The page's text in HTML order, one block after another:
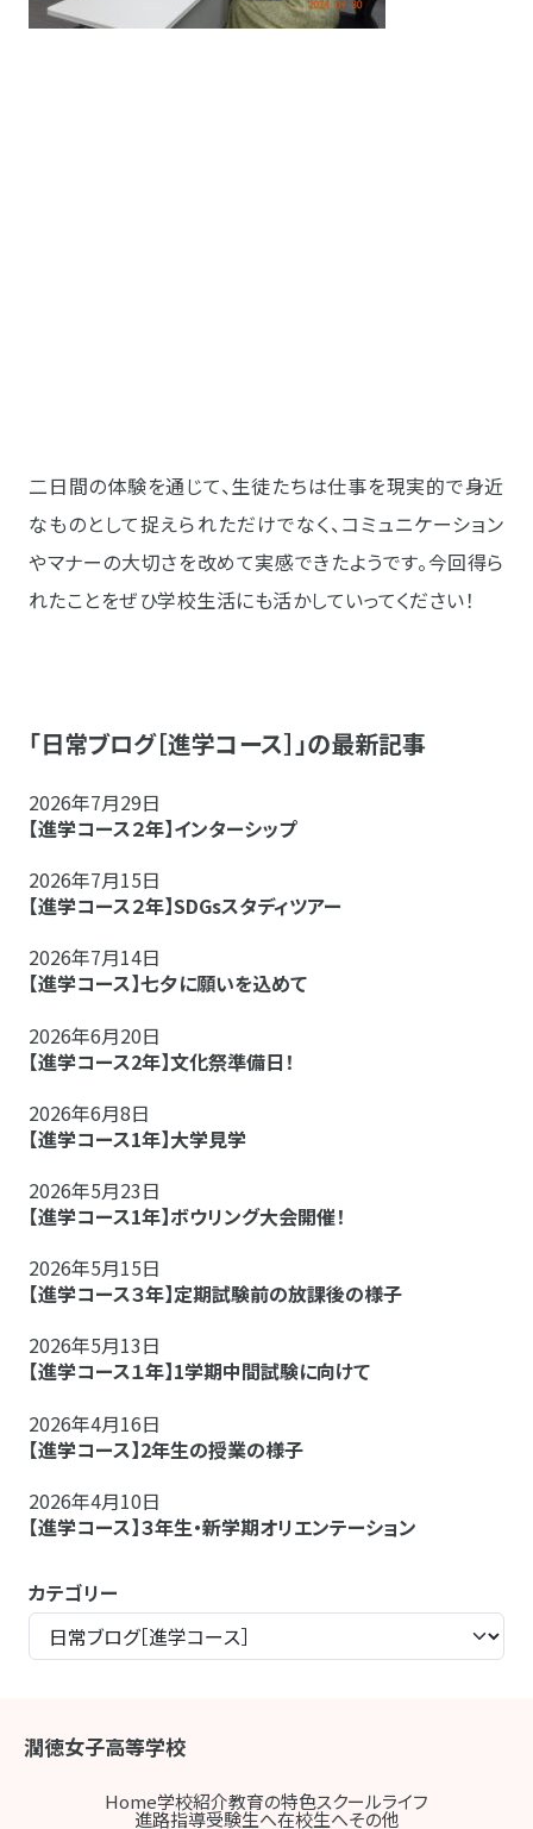
二日間の体験を通じて、生徒たちは仕事を現実的で身近
なものとして捉えられただけでなく、コミュニケーション
やマナーの大切さを改めて実感できたようです。今回得ら
れたことをぜひ学校生活にも活かしていってください！
「日常ブログ［進学コース］」の最新記事
2026年7月29日
【進学コース２年】インターシップ
2026年7月15日
【進学コース２年】SDGsスタディツアー
2026年7月14日
【進学コース】七夕に願いを込めて
2026年6月20日
【進学コース2年】文化祭準備日！
2026年6月8日
【進学コース1年】大学見学
2026年5月23日
【進学コース1年】ボウリング大会開催！
2026年5月15日
【進学コース３年】定期試験前の放課後の様子
2026年5月13日
【進学コース１年】1学期中間試験に向けて
2026年4月16日
【進学コース】2年生の授業の様子
2026年4月10日
【進学コース】３年生・新学期オリエンテーション
カテゴリー
潤徳女子高等学校
Home学校紹介教育の特色スクールライフ
進路指導受験生へ在校生へその他